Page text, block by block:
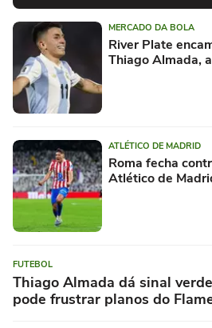
MERCADO DA BOLA
River Plate
Thiago Almada,
ATLÉTICO DE MADRID
Roma fecha
Atlético de
FUTEBOL
Thiago Almada dá sinal
pode frustrar planos do